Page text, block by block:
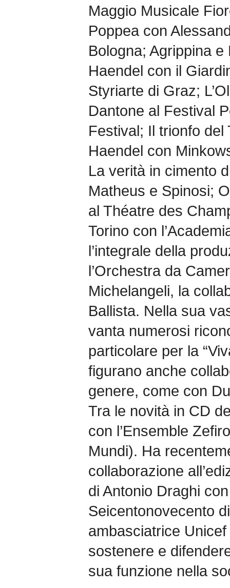
Maggio Musicale
Poppea con
Bologna; Agrippina
Haendel con il
Styriarte di Graz;
Dantone al Festival
Festival; Il trionfo del
Haendel con
La verità in cimento
Matheus e Spinosi;
al Théatre des
Torino con
l’integrale della
l’Orchestra da
Michelangeli, la
Ballista. Nella sua
vanta numerosi
particolare per la
figurano anche
genere, come con
Tra le novità in CD
con l’Ensemble
Mundi). Ha
collaborazione
di Antonio Draghi
Seicentonovecento
ambasciatrice
sostenere e
sua funzione nella